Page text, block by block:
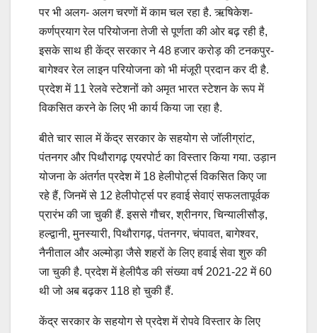
पर भी अलग- अलग चरणों में काम चल रहा है. ऋषिकेश-
कर्णप्रयाग रेल परियोजना तेजी से पूर्णता की ओर बढ़ रही है,
इसके साथ ही केंद्र सरकार ने 48 हजार करोड़ की टनकपुर-
बागेश्वर रेल लाइन परियोजना को भी मंजूरी प्रदान कर दी है.
प्रदेश में 11 रेलवे स्टेशनों को अमृत भारत स्टेशन के रूप में
विकसित करने के लिए भी कार्य किया जा रहा है.
बीते चार साल में केंद्र सरकार के सहयोग से जॉलीग्रांट,
पंतनगर और पिथौरागढ़ एयरपोर्ट का विस्तार किया गया. उड़ान
योजना के अंतर्गत प्रदेश में 18 हेलीपोर्ट्स विकसित किए जा
रहे हैं, जिनमें से 12 हेलीपोर्ट्स पर हवाई सेवाएं सफलतापूर्वक
प्रारंभ की जा चुकी हैं. इससे गौचर, श्रीनगर, चिन्यालीसौड़,
हल्द्वानी, मुनस्यारी, पिथौरागढ़, पंतनगर, चंपावत, बागेश्वर,
नैनीताल और अल्मोड़ा जैसे शहरों के लिए हवाई सेवा शुरु की
जा चुकी है. प्रदेश में हेलीपैड की संख्या वर्ष 2021-22 में 60
थी जो अब बढ़कर 118 हो चुकी हैं.
केंद्र सरकार के सहयोग से प्रदेश में रोपवे विस्तार के लिए